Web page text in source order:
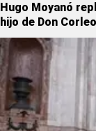
Hugo Moyanó
hijo de Don